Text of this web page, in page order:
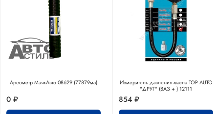
Ареометр МаякАвто 08629 (77879ма)
0 ₽
Измеритель давления масла TOP AUTO
"ДРУГ" (ВАЗ + ) 12111
854 ₽